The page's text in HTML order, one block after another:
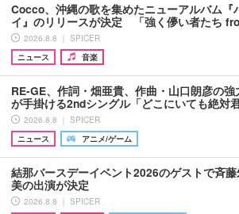
Cocco、沖縄の歌を集めたニューアルバム『
イ』のリリースが決定 「強く儚い者たち
2026.8.8 ｜ SPICER
ニュース
音楽
RE-GE、作詞・畑亜貴、作曲・山口朗彦の強
が手掛ける2ndシングル「どこにいても絶対
2026.8.8 ｜ SPICER
ニュース
アニメ/ゲーム
結那バースデーイベント2026のゲストで斉
美の出演が決定
2026.8.8 ｜ SPICER